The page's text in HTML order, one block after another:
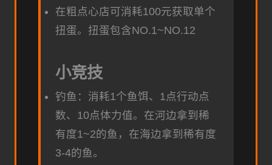
在粗点心店可消耗100元获取单个
扭蛋。扭蛋包含NO.1~NO.12
小竞技
钓鱼：消耗1个鱼饵、1点行动点
数、10点体力值。在河边拿到稀
有度1~2的鱼，在海边拿到稀有度
3-4的鱼。